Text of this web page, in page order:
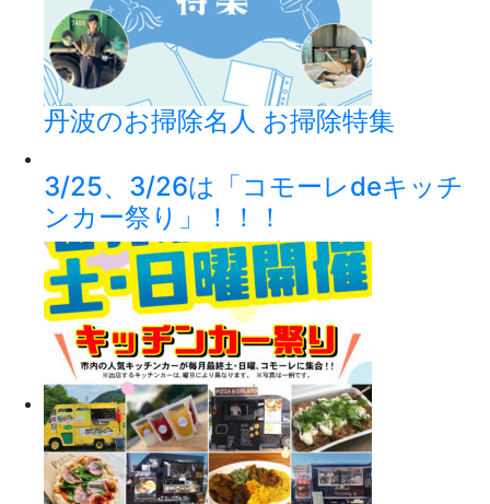
丹波のお掃除名人 お掃除特集
3/25、3/26は「コモーレdeキッチ
ンカー祭り」！！！